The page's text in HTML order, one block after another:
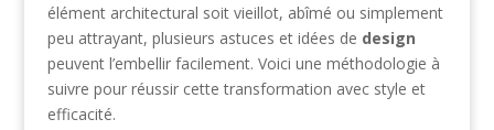
élément architectural soit vieillot, abîmé ou simplement
peu attrayant, plusieurs astuces et idées de design
peuvent l’embellir facilement. Voici une méthodologie à
suivre pour réussir cette transformation avec style et
efficacité.